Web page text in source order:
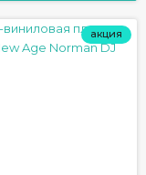
акция